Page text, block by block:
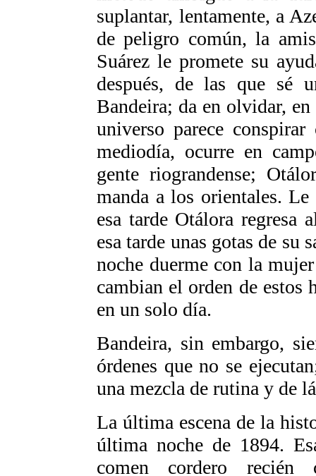
suplantar, lentamente, a
de peligro común, la
Suárez le promete su
después, de las que sé
Bandeira; da en olvidar,
universo parece
mediodía, ocurre en
gente riograndense;
manda a los orientales.
esa tarde Otálora regresa
esa tarde unas gotas de su
noche duerme con la
cambian el orden de estos
en un solo día.
Bandeira, sin embargo,
órdenes que no se
una mezcla de rutina y de
La última escena de la
última noche de 1894.
comen cordero